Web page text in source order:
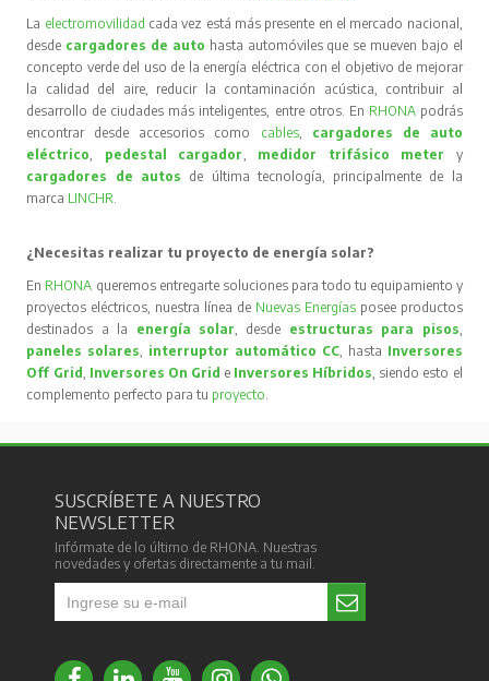
La electromovilidad cada vez está más presente en el mercado nacional,
desde cargadores de auto hasta automóviles que se mueven bajo el
concepto verde del uso de la energía eléctrica con el objetivo de mejorar
la calidad del aire, reducir la contaminación acústica, contribuir al
desarrollo de ciudades más inteligentes, entre otros. En RHONA podrás
encontrar desde accesorios como cables, cargadores de auto
eléctrico
pedestal cargador medidor trifásico meter
y
cargadores de autos de última tecnología, principalmente de la
marca LINCHR
¿Necesitas realizar tu proyecto de energía solar?
En RHONA queremos entregarte soluciones para todo tu equipamiento y
proyectos eléctricos, nuestra línea de Nuevas Energíasposee productos
destinados a la energía solar , desde estructuras para pisos
paneles solares
interruptor automático CC, hasta Inversores
Off Grid Inversores On Grid e Inversores Híbridos , siendo esto el
complemento perfecto para tu proyecto
SUSCRÍBETE A NUESTRO
NEWSLETTER
Infórmate de lo último de RHONA. Nuestras
novedades y ofertas directamente a tu mail.